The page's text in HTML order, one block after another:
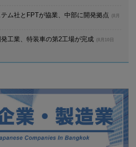
テム社とFPTが協業、中部に開発拠点
(8月
発工業、特装車の第2工場が完成
(8月10日